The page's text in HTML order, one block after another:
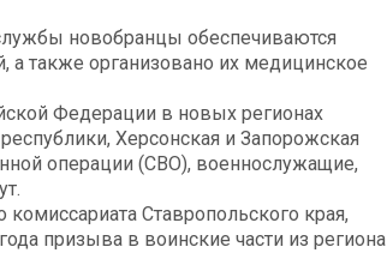
новобранцы обеспечиваются
также организовано их медицинское
Федерации в новых регионах
Херсонская и Запорожская
операции (СВО), военнослужащие,
Ставропольского края,
призыва в воинские части из региона